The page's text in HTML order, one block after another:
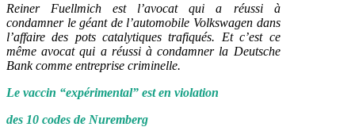
Reiner Fuellmich est l’avocat qui a réussi à
condamner le géant de l’automobile Volkswagen dans
l’affaire des pots catalytiques trafiqués. Et c’est ce
même avocat qui a réussi à condamner la Deutsche
Bank comme entreprise criminelle.
Le vaccin “expérimental” est en violation
des 10 codes de Nuremberg